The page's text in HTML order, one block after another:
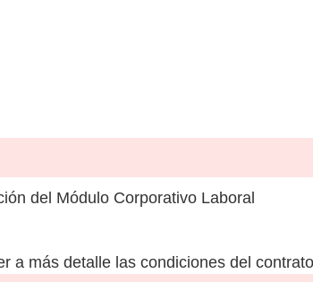
del Módulo Corporativo Laboral
a más detalle las condiciones del